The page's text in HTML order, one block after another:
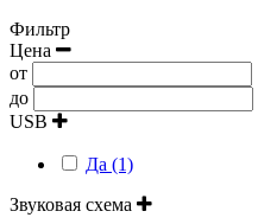
Фильтр
Цена
от
до
USB
Да (1)
Звуковая схема